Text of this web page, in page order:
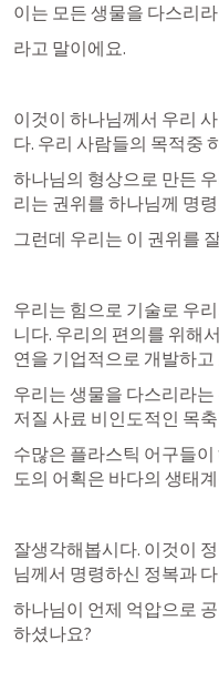
이는 모든 생물을 다스리라
라고 말이에요.
이것이 하나님께서 우리
다. 우리 사람들의 목적중
하나님의 형상으로 만든
리는 권위를 하나님께 명
그런데 우리는 이 권위를
우리는 힘으로 기술로 우
니다. 우리의 편의를 위해
연을 기업적으로 개발하
우리는 생물을 다스리라
저질 사료 비인도적인 목
수많은 플라스틱 어구들
도의 어획은 바다의 생태
잘생각해봅시다. 이것이
님께서 명령하신 정복과
하나님이 언제 억압으로
하셨나요?